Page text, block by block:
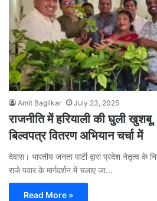
Amit Baglikar July 23, 2025
राजनीति में हरियाली की घुली
बिल्वपत्र वितरण अभियान चर्चा में
देवास। भारतीय जनता पार्टी द्वारा प्रदेश नेतृत्व के
राजे पवार के मार्गदर्शन में चलाए जा…
Read More »